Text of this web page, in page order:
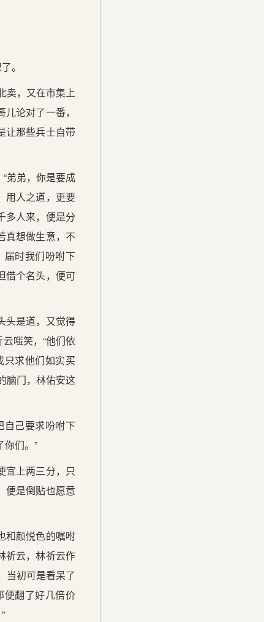
。
卖，又在市集上
论对了一番，
让那些兵士自带
弟弟，你是要成
用人之道，更要
多人来，便是分
真想做生意，不
届时我们吩咐下
借个名头，便可
头是道，又觉得
嗤笑，“他们依
求他们如实买
脑门，林佑安这
自己要求吩咐下
们。”
宜上两三分，只
便是倒贴也愿意
和颜悦色的嘱咐
祈云，林祈云作
当初可是看呆了
便翻了好几倍价